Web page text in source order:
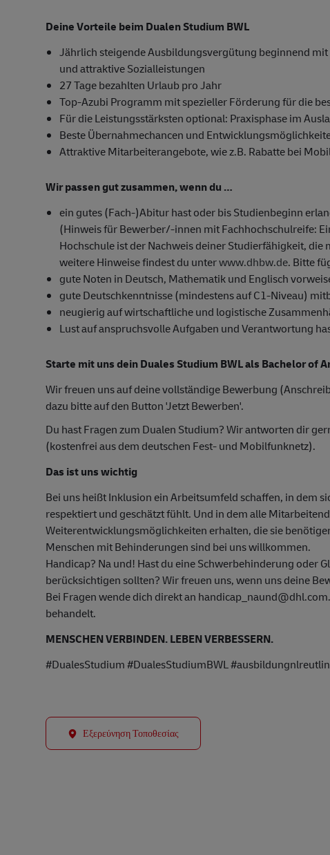
Deine Vorteile beim Dualen Studium BWL
Jährlich steigende Ausbildungsvergütung beginnend
und attraktive Sozialleistungen
27 Tage bezahlten Urlaub pro Jahr
Top-Azubi Programm mit spezieller Förderung für die
Für die Leistungsstärksten optional: Praxisphase im
Beste Übernahmechancen und
Attraktive Mitarbeiterangebote, wie z.B. Rabatte bei
Wir passen gut zusammen, wenn du …
ein gutes (Fach-)Abitur hast oder bis Studienbeginn
(Hinweis für Bewerber/-innen mit Fachhochschulreife:
Hochschule ist der Nachweis deiner Studierfähigkeit,
weitere Hinweise findest du unterwww.dhbw.de. Bitte
gute Noten in Deutsch, Mathematik und Englisch
gute Deutschkenntnisse (mindestens auf C1-Niveau)
neugierig auf wirtschaftliche und logistische
Lust auf anspruchsvolle Aufgaben und Verantwortung
Starte mit uns dein Duales Studium BWL als Bachelor of
Wir freuen uns auf deine vollständige Bewerbung
dazu bitte auf den Button 'Jetzt Bewerben'.
Du hast Fragen zum Dualen Studium? Wir antworten dir
(kostenfrei aus dem deutschen Fest- und Mobilfunknetz).
Das ist uns wichtig
Bei uns heißt Inklusion ein Arbeitsumfeld schaffen, in dem
respektiert und geschätzt fühlt. Und in dem alle
Weiterentwicklungsmöglichkeiten erhalten, die sie
Menschen mit Behinderungen sind bei uns willkommen.
Handicap? Na und! Hast du eine Schwerbehinderung oder
berücksichtigen sollten? Wir freuen uns, wenn uns deine
Bei Fragen wende dich direkt an
behandelt.
MENSCHEN VERBINDEN. LEBEN VERBESSERN.
#DualesStudium #DualesStudiumBWL
Εξερεύνηση Τοποθεσίας